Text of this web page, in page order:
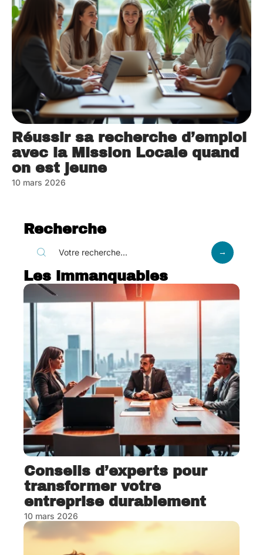
Réussir sa recherche d’emploi
avec la Mission Locale quand
on est jeune
10 mars 2026
Recherche
Les immanquables
Conseils d’experts pour
transformer votre
entreprise durablement
10 mars 2026